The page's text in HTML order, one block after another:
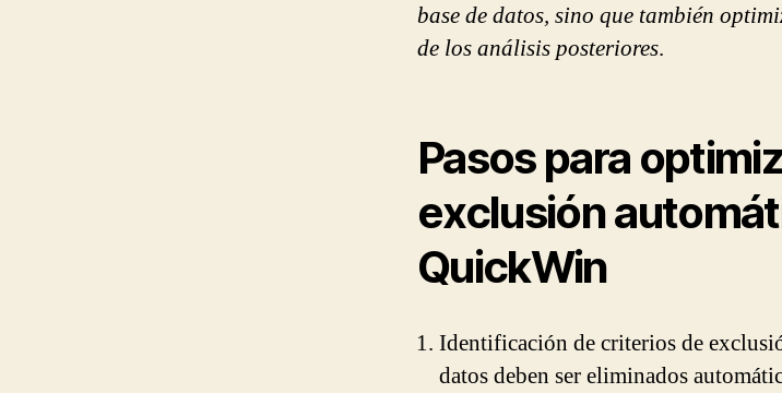
base de datos, sino que también
de los análisis posteriores.
Pasos para
exclusión
QuickWin
Identificación de criterios de
datos deben ser eliminados